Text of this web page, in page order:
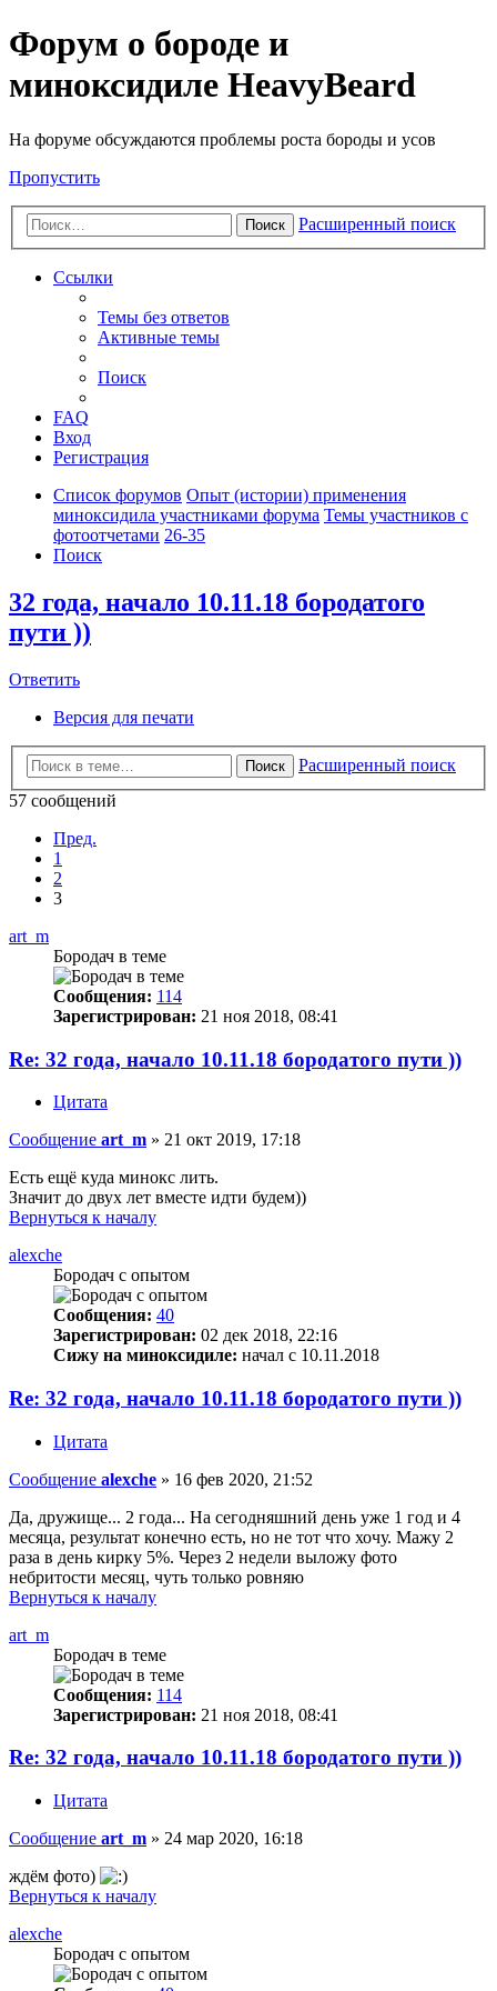
Форум о бороде и
миноксидиле HeavyBeard
На форуме обсуждаются проблемы роста бороды и усов
Пропустить
Поиск Расширенный поиск
Ссылки
Темы без ответов
Активные темы
Поиск
FAQ
Вход
Регистрация
Список форумов Опыт (истории) применения
миноксидила участниками форума Темы участников с
фотоотчетами 26-35
Поиск
32 года, начало 10.11.18 бородатого
пути ))
Ответить
Версия для печати
Поиск
Расширенный поиск
57 сообщений
Пред.
1
2
3
art_m
Бородач в теме
Сообщения: 114
Зарегистрирован: 21 ноя 2018, 08:41
Re: 32 года, начало 10.11.18 бородатого пути ))
Цитата
Сообщение art_m » 21 окт 2019, 17:18
Есть ещё куда минокс лить.
Значит до двух лет вместе идти будем))
Вернуться к началу
alexche
Бородач с опытом
Сообщения: 40
Зарегистрирован: 02 дек 2018, 22:16
Сижу на миноксидиле: начал с 10.11.2018
Re: 32 года, начало 10.11.18 бородатого пути ))
Цитата
Сообщение alexche » 16 фев 2020, 21:52
Да, дружище... 2 года... На сегодняшний день уже 1 год и 4
месяца, результат конечно есть, но не тот что хочу. Мажу 2
раза в день кирку 5%. Через 2 недели выложу фото
небритости месяц, чуть только ровняю
Вернуться к началу
art_m
Бородач в теме
Сообщения: 114
Зарегистрирован: 21 ноя 2018, 08:41
Re: 32 года, начало 10.11.18 бородатого пути ))
Цитата
Сообщение art_m » 24 мар 2020, 16:18
ждём фото)
Вернуться к началу
alexche
Бородач с опытом